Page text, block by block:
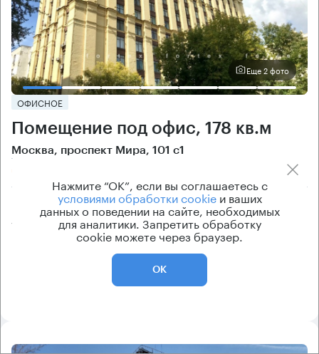
Еще 2 фото
ОФИСНОЕ
Помещение под офис, 178 кв.м
Москва, проспект Мира, 101 с1
309 000 ₽/кв.м
Cтоимость
55 000 000 ₽
рейтинг здания
Нажмите “ОК”, если вы соглашаетесь с
условиями обработки cookieи ваших
данных о поведении на сайте, необходимых
для аналитики. Запретить обработку
cookie можете через браузер.
ОК